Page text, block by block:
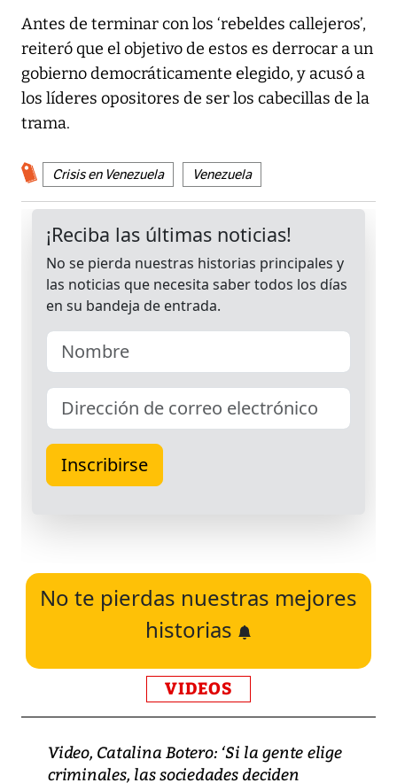
Antes de terminar con los ‘rebeldes callejeros’,
reiteró que el objetivo de estos es derrocar a un
gobierno democráticamente elegido, y acusó a
los líderes opositores de ser los cabecillas de la
trama.
Crisis en Venezuela Venezuela
No te pierdas nuestras mejores
historias
VIDEOS
Video, Catalina Botero: ‘Si la gente elige
criminales, las sociedades deciden